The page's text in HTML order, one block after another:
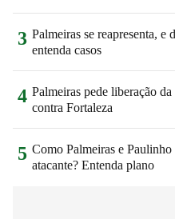
3 Palmeiras se reapresenta, e
entenda casos
4 Palmeiras pede liberação
contra Fortaleza
5 Como Palmeiras e Paulinho
atacante? Entenda plano